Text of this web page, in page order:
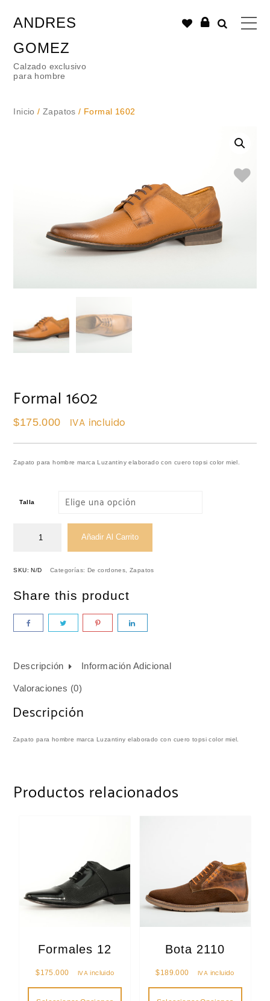
ANDRES
GOMEZ
Calzado exclusivo
para hombre
Inicio /Zapatos / Formal 1602
Formal 1602
$175.000 IVA incluido
Zapato para hombre marca Luzantiny elaborado con cuero topsi color miel.
Talla
Añadir Al Carrito
SKU:N/D Categorías: De cordones ,Zapatos
Share this product
Descripción Información Adicional
Valoraciones (0)
Descripción
Zapato para hombre marca Luzantiny elaborado con cuero topsi color miel.
Productos relacionados
Formales 12
$175.000 IVA incluido
Bota 2110
$189.000 IVA incluido